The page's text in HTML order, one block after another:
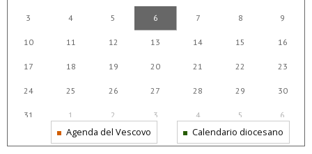
3 4 5 6 7 8 9
10 11 12 13 14 15 16
17 18 19 20 21 22 23
24 25 26 27 28 29 30
31 1 2 3 4 5 6
Agenda del Vescovo Calendario diocesano